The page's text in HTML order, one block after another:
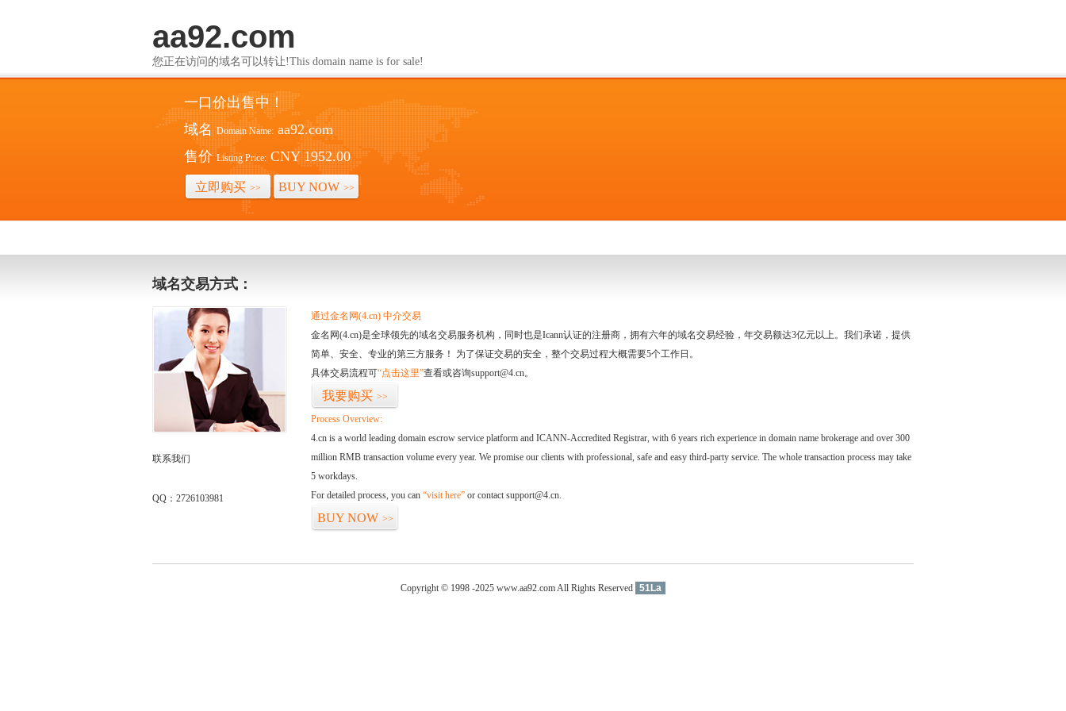
aa92.com
您正在访问的域名可以转让!This domain name is for sale!
一口价出售中！
域名 Domain Name: aa92.com
售价 Listing Price: CNY 1952.00
立即购买 >> BUY NOW >>
域名交易方式：
联系我们
QQ：2726103981
通过金名网(4.cn) 中介交易
金名网(4.cn)是全球领先的域名交易服务机构，同时也是Icann认证的注册商，拥有六年的域名交易经验，年交易额达3亿元以上。我们承诺，提供
简单、安全、专业的第三方服务！ 为了保证交易的安全，整个交易过程大概需要5个工作日。
具体交易流程可“点击这里”查看或咨询support@4.cn。
我要购买 >>
Process Overview:
4.cn is a world leading domain escrow service platform and ICANN-Accredited Registrar, with 6 years rich experience in domain name brokerage and over 300
million RMB transaction volume every year. We promise our clients with professional, safe and easy third-party service. The whole transaction process may take
5 workdays.
For detailed process, you can “visit here” or contact support@4.cn.
BUY NOW >>
Copyright © 1998 -2025 www.aa92.com All Rights Reserved 51La